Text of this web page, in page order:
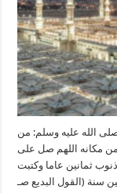
الله عليه وسلم: من
مكانه اللهم صل على
ثمانين عاما وكتبت